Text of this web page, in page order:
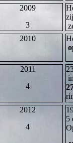
2009
3
2010
2011
4
2012
4
5